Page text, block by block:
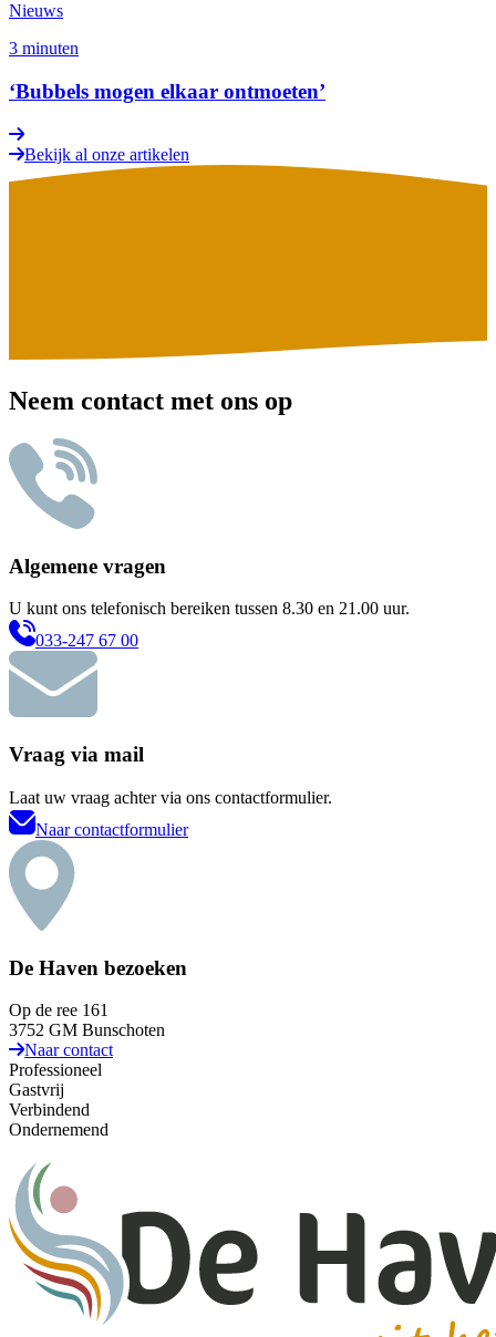
Nieuws
3 minuten
‘Bubbels mogen elkaar ontmoeten’
Bekijk al onze artikelen
Neem contact met ons op
Algemene vragen
U kunt ons telefonisch bereiken tussen 8.30 en 21.00 uur.
033-247 67 00
Vraag via mail
Laat uw vraag achter via ons contactformulier.
Naar contactformulier
De Haven bezoeken
Op de ree 161
3752 GM Bunschoten
Naar contact
Professioneel
Gastvrij
Verbindend
Ondernemend